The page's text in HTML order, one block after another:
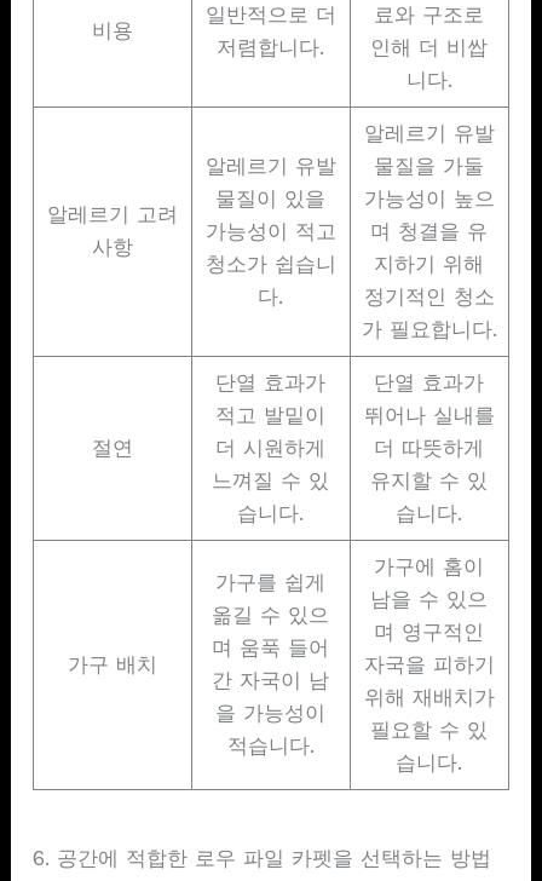
비용
일반적으로 더
저렴합니다.
료와 구조로
인해 더 비쌉
니다.
알레르기 고려
사항
알레르기 유발
물질이 있을
가능성이 적고
청소가 쉽습니
다.
알레르기 유발
물질을 가둘
가능성이 높으
며 청결을 유
지하기 위해
정기적인 청소
가 필요합니다.
절연
단열 효과가
적고 발밑이
더 시원하게
느껴질 수 있
습니다.
단열 효과가
뛰어나 실내를
더 따뜻하게
유지할 수 있
습니다.
가구 배치
가구를 쉽게
옮길 수 있으
며 움푹 들어
간 자국이 남
을 가능성이
적습니다.
가구에 홈이
남을 수 있으
며 영구적인
자국을 피하기
위해 재배치가
필요할 수 있
습니다.
6. 공간에 적합한 로우 파일 카펫을 선택하는 방법